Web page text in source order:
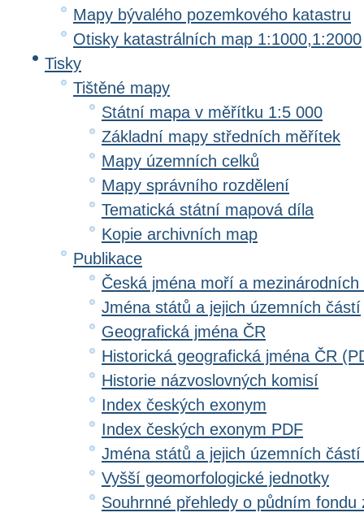
Mapy bývalého pozemkového katastru
Otisky katastrálních map 1:1000,1:2000
Tisky
Tištěné mapy
Státní mapa v měřítku 1:5 000
Základní mapy středních měřítek
Mapy územních celků
Mapy správního rozdělení
Tematická státní mapová díla
Kopie archivních map
Publikace
Česká jména moří a
Jména států a jejich územních částí
Geografická jména ČR
Historická geografická jména ČR
Historie názvoslovných komisí
Index českých exonym
Index českých exonym PDF
Jména států a jejich územních
Vyšší geomorfologické jednotky
Souhrnné přehledy o půdním fondu